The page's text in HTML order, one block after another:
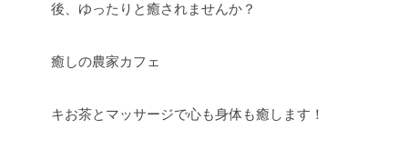
後、ゆったりと癒されませんか？
癒しの農家カフェ
キお茶とマッサージで心も身体も癒します！